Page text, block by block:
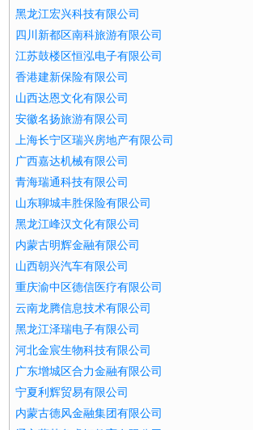
黑龙江宏兴科技有限公司
四川新都区南科旅游有限公司
江苏鼓楼区恒泓电子有限公司
香港建新保险有限公司
山西达恩文化有限公司
安徽名扬旅游有限公司
上海长宁区瑞兴房地产有限公司
广西嘉达机械有限公司
青海瑞通科技有限公司
山东聊城丰胜保险有限公司
黑龙江峰汉文化有限公司
内蒙古明辉金融有限公司
山西朝兴汽车有限公司
重庆渝中区德信医疗有限公司
云南龙腾信息技术有限公司
黑龙江泽瑞电子有限公司
河北金宸生物科技有限公司
广东增城区合力金融有限公司
宁夏利辉贸易有限公司
内蒙古德风金融集团有限公司